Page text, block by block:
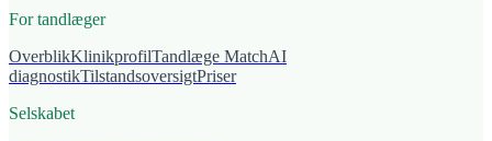
For tandlæger
OverblikKlinikprofilTandlæge MatchAI
diagnostikTilstandsoversigtPriser
Selskabet